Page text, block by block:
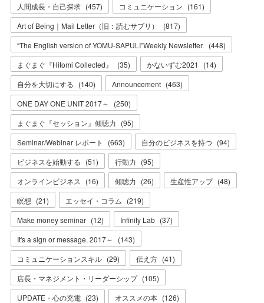
人間成長・自己探求 (457) コミュニケーション (161)
Art of Being｜Mail Letter（旧：読むサプリ）
(817)
“The English version of YOMU-SAPULI”Weekly Newsletter. (448)
まぐまぐ『Hitomi Collected』
(35) かないずむ2021 (14)
自分を大切にする (140) Announcement (463)
ONE DAY ONE UNIT 2017～
(250)
まぐまぐ『セッション』傾聴力 (95)
Seminar/Webinar レポート
(663) 自分のビジネスを持つ (94)
ビジネスを始動する (51) 行動力 (95)
オンラインビジネス
(16) 傾聴力 (26) 生産性アップ (48)
瞑想 (21) エッセイ・コラム (219)
Make money seminar (12) Infinity Lab (37)
It's a sign or message. 2017～
(143)
コミュニケーションスキル (29) 伝え方 (41)
店長・マネジメント・リーダーシップ (105)
UPDATE・心の充電 (23) オススメの本 (126)